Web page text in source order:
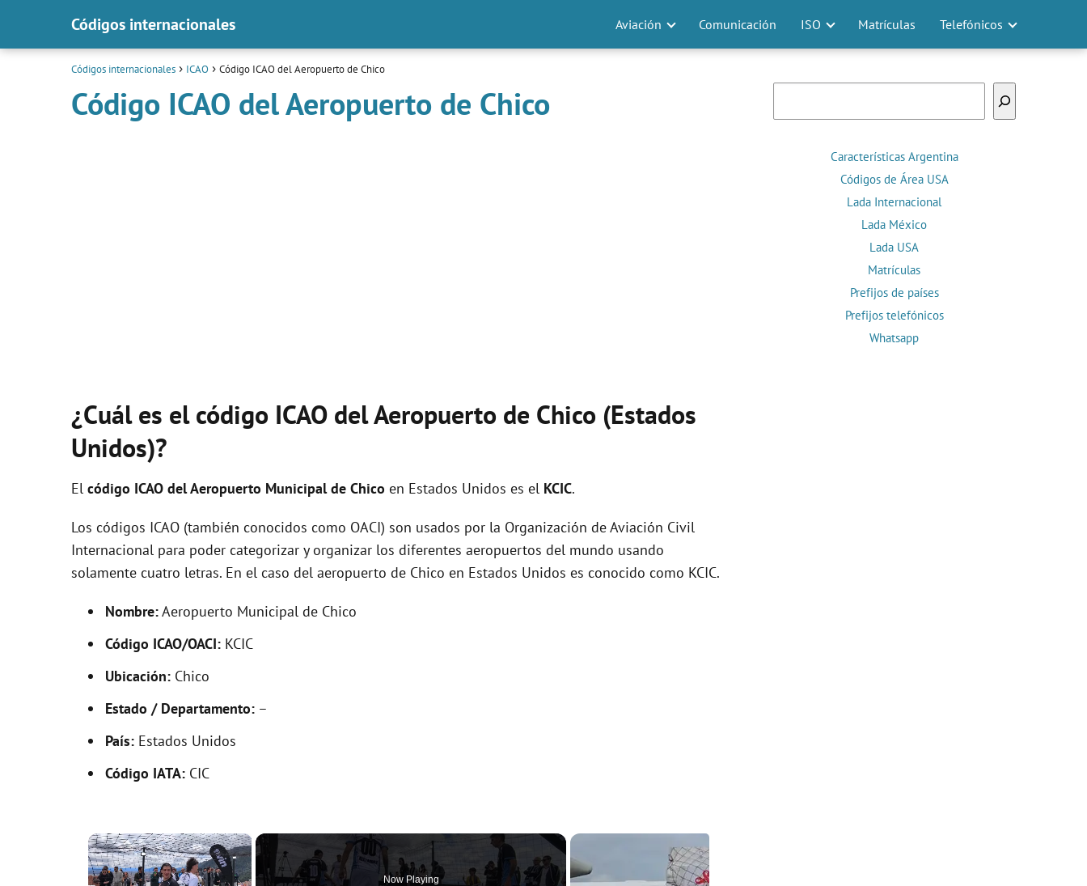
Códigos internacionales Aviación Comunicación ISO Matrículas Telefónicos
Códigos internacionales ICAO Código ICAO del Aeropuerto de Chico
Código ICAO del Aeropuerto de Chico
¿Cuál es el código ICAO del Aeropuerto de Chico (Estados
Unidos)?
El código ICAO delAeropuerto Municipal de Chico en Estados Unidos es el KCIC.
Los códigos ICAO (también conocidos como OACI) son usados por la Organización de Aviación Civil
Internacional para poder categorizar y organizar los diferentes aeropuertos del mundo usando
solamente cuatro letras. En el caso del aeropuerto de Chico en Estados Unidos es conocido como KCIC.
Nombre:Aeropuerto Municipal de Chico
Código ICAO/OACI: KCIC
Ubicación: Chico
Estado / Departamento: –
País: Estados Unidos
Código IATA: CIC
×
Now Playing
Características Argentina
Códigos de Área USA
Lada Internacional
Lada México
Lada USA
Matrículas
Prefijos de países
Prefijos telefónicos
Whatsapp